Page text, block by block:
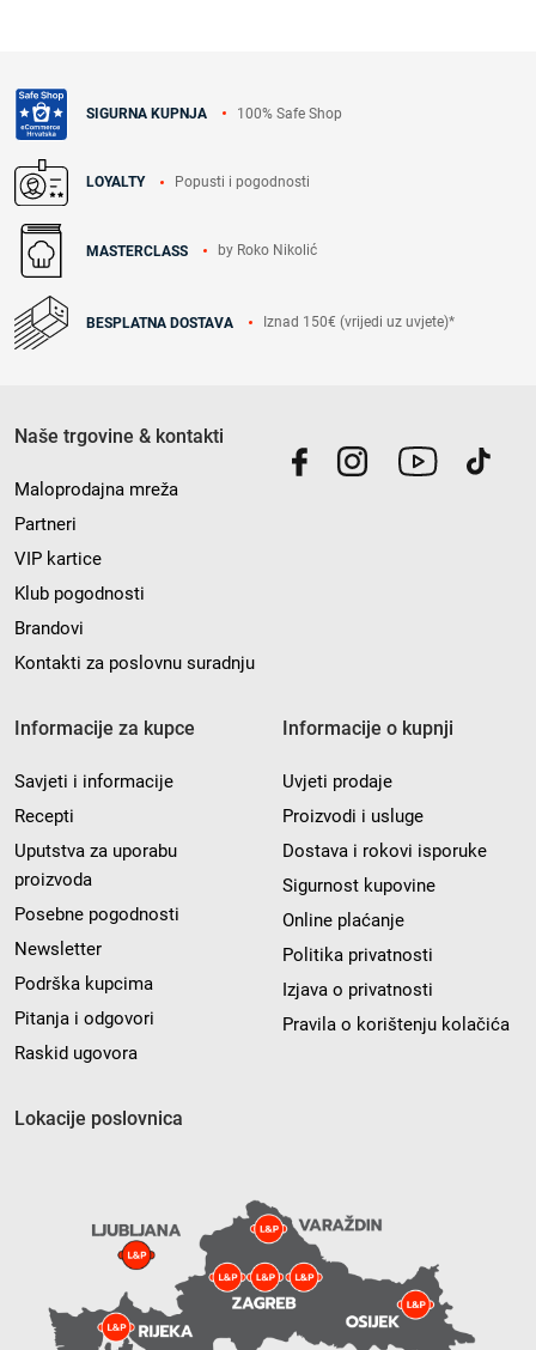
SIGURNA KUPNJA 100% Safe Shop
LOYALTY Popusti i pogodnosti
MASTERCLASS by Roko Nikolić
BESPLATNA DOSTAVA Iznad 150€ (vrijedi uz uvjete)*
Naše trgovine & kontakti
Maloprodajna mreža
Partneri
VIP kartice
Klub pogodnosti
Brandovi
Kontakti za poslovnu suradnju
Informacije za kupce
Savjeti i informacije
Recepti
Uputstva za uporabu
proizvoda
Posebne pogodnosti
Newsletter
Podrška kupcima
Pitanja i odgovori
Raskid ugovora
Informacije o kupnji
Uvjeti prodaje
Proizvodi i usluge
Dostava i rokovi isporuke
Sigurnost kupovine
Online plaćanje
Politika privatnosti
Izjava o privatnosti
Pravila o korištenju kolačića
Lokacije poslovnica